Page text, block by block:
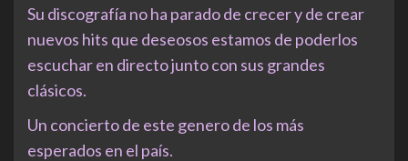
Su discografía no ha parado de crecer y de crear
nuevos hits que deseosos estamos de poderlos
escuchar en directo junto con sus grandes
clásicos.
Un concierto de este genero de los más
esperados en el país.